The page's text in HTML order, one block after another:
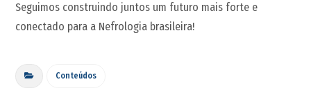
Seguimos construindo juntos um futuro mais forte e
conectado para a Nefrologia brasileira!
Conteúdos